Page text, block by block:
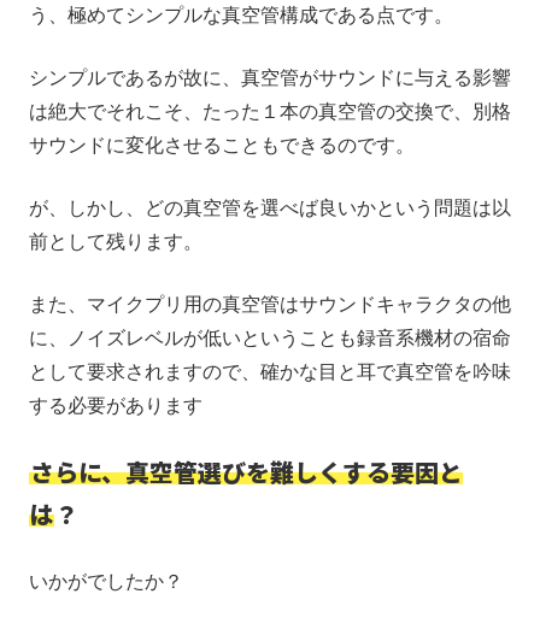
う、極めてシンプルな真空管構成である点です。
シンプルであるが故に、真空管がサウンドに与える影響
は絶大でそれこそ、たった１本の真空管の交換で、別格
サウンドに変化させることもできるのです。
が、しかし、どの真空管を選べば良いかという問題は以
前として残ります。
また、マイクプリ用の真空管はサウンドキャラクタの他
に、ノイズレベルが低いということも録音系機材の宿命
として要求されますので、確かな目と耳で真空管を吟味
する必要があります
さらに、真空管選びを難しくする要因と
は？
いかがでしたか？